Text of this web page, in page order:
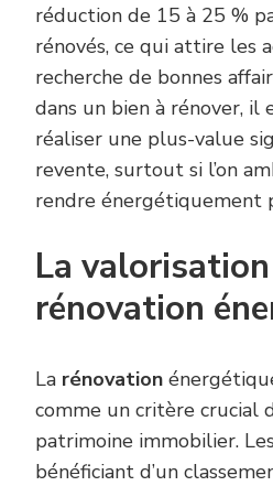
réduction de 15 à 25 %
rénovés, ce qui attire les
recherche de bonnes
dans un bien à rénover, il
réaliser une plus-value
revente, surtout si l’on
rendre énergétiquement
La
rénovation
La rénovation
comme un critère crucial
patrimoine immobilier.
bénéficiant d’un